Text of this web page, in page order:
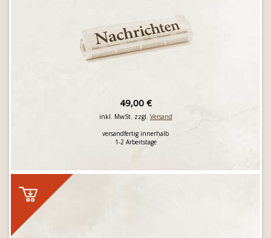
49,00 €
inkl. MwSt. zzgl. Versand
versandfertig innerhalb
1-2 Arbeitstage